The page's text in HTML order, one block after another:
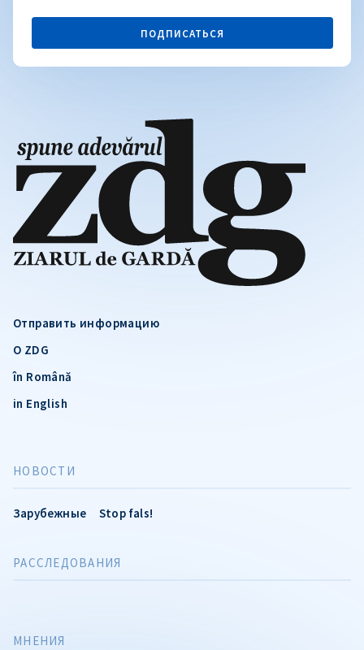
Отправить информацию
О ZDG
în Română
in English
НОВОСТИ
Зарубежные Stop fals!
РАССЛЕДОВАНИЯ
МНЕНИЯ
ПОДПИСАТЬСЯ